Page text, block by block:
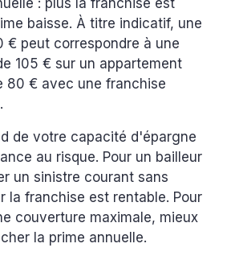
baisse. À titre indicatif, une
€ peut correspondre à une
105 € sur un appartement
80 € avec une franchise
de votre capacité d'épargne
au risque. Pour un bailleur
un sinistre courant sans
la franchise est rentable. Pour
couverture maximale, mieux
la prime annuelle.